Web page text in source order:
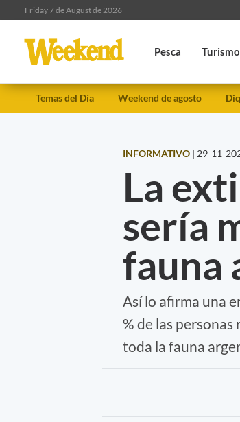
Friday 7 de August de 2026
Pesca Turismo
Temas del Día Weekend de agosto
INFORMATIVO | 29-11-
La
sería
fauna
Así lo afirma una
% de las
toda la fauna